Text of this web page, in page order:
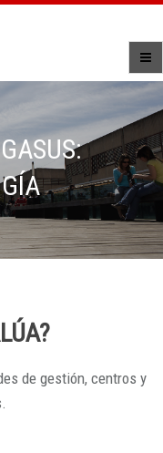
de gestión, centros y